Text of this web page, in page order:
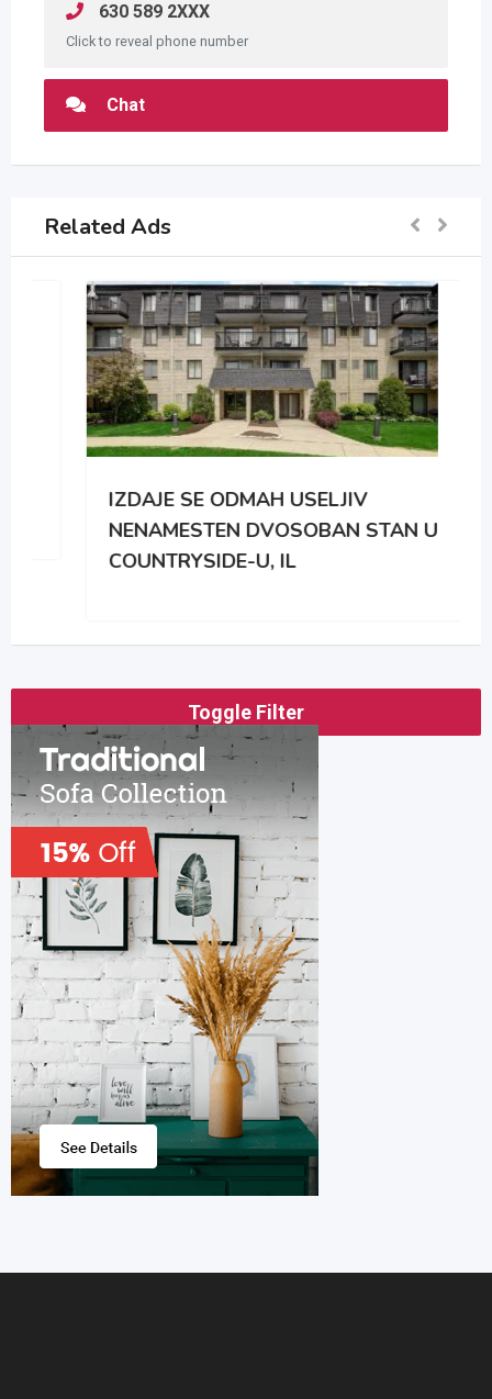
630 589 2XXX
Click to reveal phone number
Chat
Related Ads
IZDAJE SE ODMAH USELJIV
NENAMESTEN DVOSOBAN STAN U
COUNTRYSIDE-U, IL
Toggle Filter